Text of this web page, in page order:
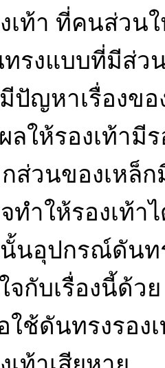
เท้า ที่คนส่วน
รงแบบที่มีส่ว
ปัญหาเรื่องข
ลให้รองเท้ามี
ส่วนของเหล็
ทำให้รองเท้า
นอุปกรณ์ดันท
จกับเรื่องนี้ด้ว
ใช้ดันทรงรอง